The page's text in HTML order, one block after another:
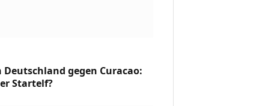
gegen Curacao:
Startelf?